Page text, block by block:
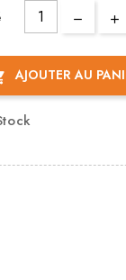
AJOUTER AU